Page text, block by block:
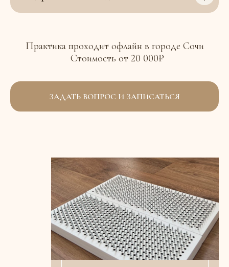
Практика проходит офлайн в городе Сочи
Стоимость от 20 000₽
ЗАДАТЬ ВОПРОС И ЗАПИСАТЬСЯ